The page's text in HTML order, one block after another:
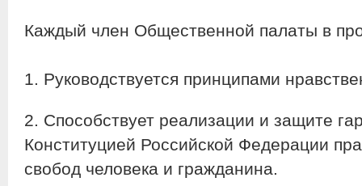
Каждый член Общественной палаты в
1. Руководствуется принципами
2. Способствует реализации и защите
Конституцией Российской Федерации
свобод человека и гражданина.